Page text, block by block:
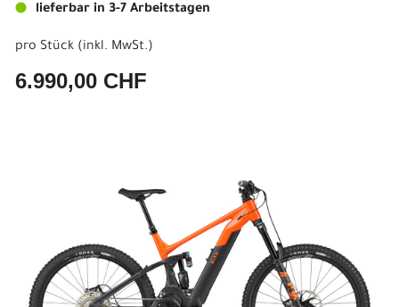
lieferbar in 3-7 Arbeitstagen
pro Stück (inkl. MwSt.)
6.990,00 CHF